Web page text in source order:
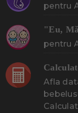
pentru
"Eu,
pentru
Afla